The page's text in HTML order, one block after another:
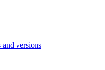
and versions